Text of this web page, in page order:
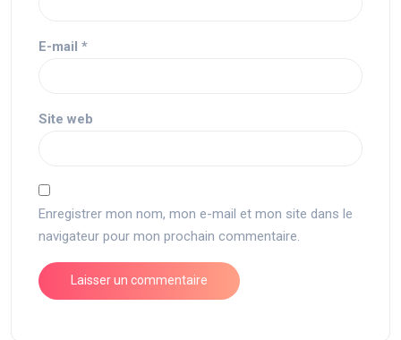
E-mail *
Site web
Enregistrer mon nom, mon e-mail et mon site dans le
navigateur pour mon prochain commentaire.